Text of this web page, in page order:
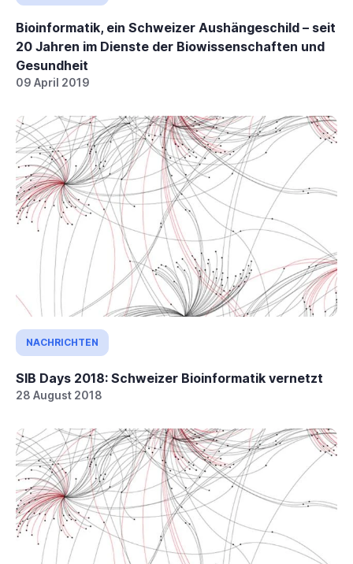
Bioinformatik, ein Schweizer Aushängeschild – seit
20 Jahren im Dienste der Biowissenschaften und
Gesundheit
09 April 2019
NACHRICHTEN
SIB Days 2018: Schweizer Bioinformatik vernetzt
28 August 2018